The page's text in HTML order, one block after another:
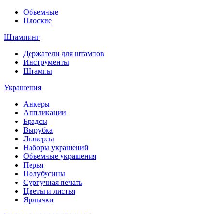
Объемные
Плоские
Штампинг
Держатели для штампов
Инструменты
Штампы
Украшения
Анкеры
Аппликации
Брадсы
Вырубка
Люверсы
Наборы украшений
Объемные украшения
Перья
Полубусины
Сургучная печать
Цветы и листья
Ярлычки